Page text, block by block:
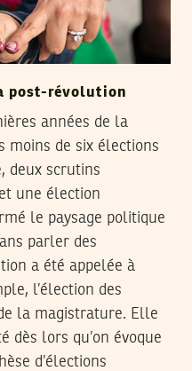
post-révolution
années de la
moins de six élections
deux scrutins
une élection
le paysage politique
parler des
a été appelée à
l’élection des
la magistrature. Elle
dès lors qu’on évoque
d’élections